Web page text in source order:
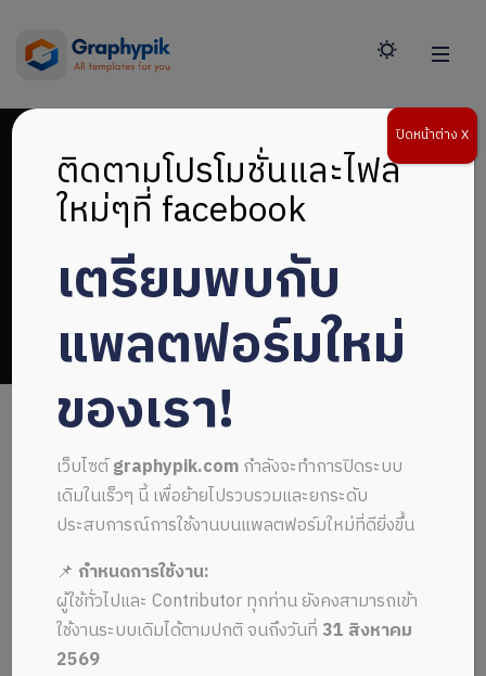
เรียบง่าย
ALL MUSIC FROM เรียบง่าย
ติดตามโปรโมชั่นและไฟล์
ใหม่ๆที่ facebook
เตรียมพบกับ
แพลตฟอร์มใหม่
ของเรา!
เว็บไซต์graphypik.comกำลังจะทำการปิดระบบ
เดิมในเร็วๆ นี้ เพื่อย้ายไปรวบรวมและยกระดับ
ประสบการณ์การใช้งานบนแพลตฟอร์มใหม่ที่ดียิ่งขึ้น
📌กำหนดการใช้งาน:
ผู้ใช้ทั่วไปและ Contributor ทุกท่าน ยังคงสามารถเข้า
ใช้งานระบบเดิมได้ตามปกติ จนถึงวันที่ 31 สิงหาคม
2569
ปิดหน้าต่าง X